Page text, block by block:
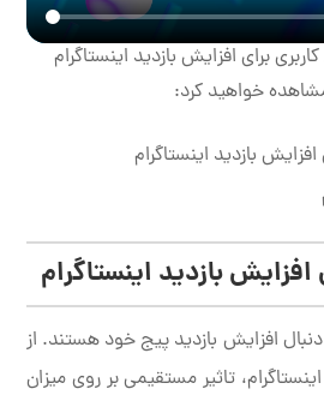
برای افزایش بازدید اینستاگرام
مشاهده خواهید کرد:
بازدید اینستاگرام
بازدید اینستاگرام
دنبال افزایش بازدید پیج خود هستند. از
تاثیر مستقیمی بر روی میزان